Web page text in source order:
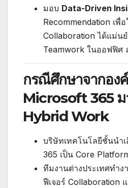
มอบ Data-Driven
Recommendation เพื่
Collaboration ได้แม่น
Teamwork ในออฟฟิศ
กรณีศึกษาจากอง
Microsoft 365
Hybrid Work
บริษัทเทคโนโลยีชั้นนำ
365 เป็น Core
ทีมงานต่างประเทศทำง
ฟีเจอร์ Collaboration